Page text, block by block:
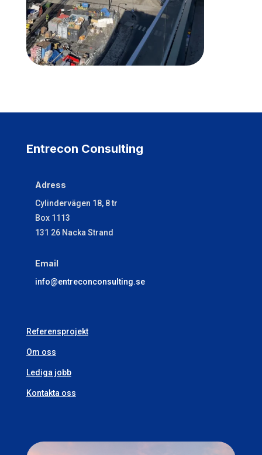
Entrecon Consulting
Adress
Cylindervägen 18, 8 tr
Box 1113
131 26 Nacka Strand
Email
​info@entreconconsulting.se
Referensprojekt
Om oss
Lediga jobb
Kontakta oss